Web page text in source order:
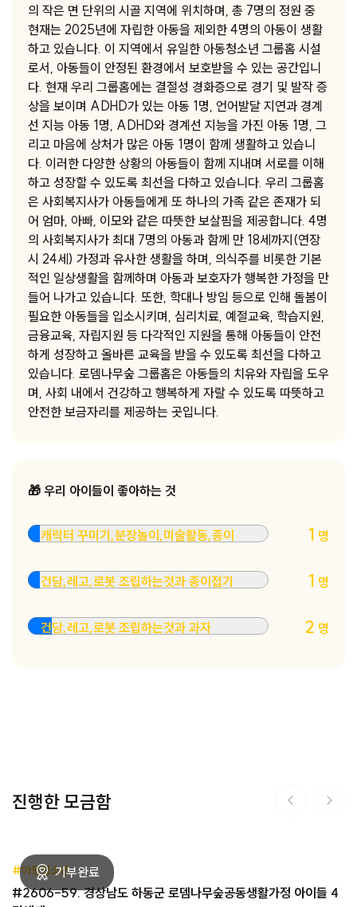
의 작은 면 단위의 시골 지역에 위치하며, 총 7명의 정원 중
현재는 2025년에 자립한 아동을 제외한 4명의 아동이 생활
하고 있습니다. 이 지역에서 유일한 아동청소년 그룹홈 시설
로서, 아동들이 안정된 환경에서 보호받을 수 있는 공간입니
다. 현재 우리 그룹홈에는 결절성 경화증으로 경기 및 발작 증
상을 보이며 ADHD가 있는 아동 1명, 언어발달 지연과 경계
선 지능 아동 1명, ADHD와 경계선 지능을 가진 아동 1명, 그
리고 마음에 상처가 많은 아동 1명이 함께 생활하고 있습니
다. 이러한 다양한 상황의 아동들이 함께 지내며 서로를 이해
하고 성장할 수 있도록 최선을 다하고 있습니다. 우리 그룹홈
은 사회복지사가 아동들에게 또 하나의 가족 같은 존재가 되
어 엄마, 아빠, 이모와 같은 따뜻한 보살핌을 제공합니다. 4명
의 사회복지사가 최대 7명의 아동과 함께 만 18세까지(연장
시 24세) 가정과 유사한 생활을 하며, 의식주를 비롯한 기본
적인 일상생활을 함께하며 아동과 보호자가 행복한 가정을 만
들어 나가고 있습니다. 또한, 학대나 방임 등으로 인해 돌봄이
필요한 아동들을 입소시키며, 심리치료, 예절교육, 학습지원,
금융교육, 자립지원 등 다각적인 지원을 통해 아동들이 안전
하게 성장하고 올바른 교육을 받을 수 있도록 최선을 다하고
있습니다. 로뎀나무숲 그룹홈은 아동들의 치유와 자립을 도우
며, 사회 내에서 건강하고 행복하게 자랄 수 있도록 따뜻하고
안전한 보금자리를 제공하는 곳입니다.
🎁 우리 아이들이 좋아하는 것
캐릭터 꾸미기,분장놀이,미술활동,종이 1 명
건담,레고,로봇 조립하는것과 종이접기 1 명
건담,레고,로봇 조립하는것과 과자 2 명
진행한 모금함
#아동청소년
#2606-59. 경상남도 하동군 로뎀나무숲공동생활가정 아이들 4